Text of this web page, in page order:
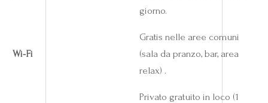
giorno.
Wi-Fi
Gratis nelle aree comuni
(sala da pranzo, bar, area
relax) .
Privato gratuito in loco (1